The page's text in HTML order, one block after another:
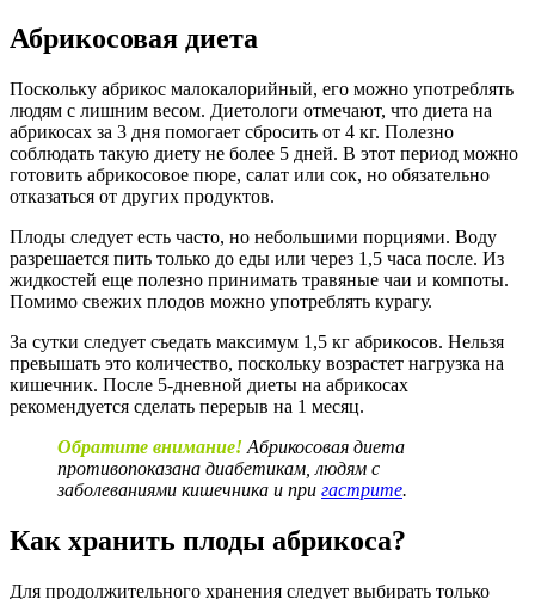
Абрикосовая диета
Поскольку абрикос малокалорийный, его можно употреблять
людям с лишним весом. Диетологи отмечают, что диета на
абрикосах за 3 дня помогает сбросить от 4 кг. Полезно
соблюдать такую диету не более 5 дней. В этот период можно
готовить абрикосовое пюре, салат или сок, но обязательно
отказаться от других продуктов.
Плоды следует есть часто, но небольшими порциями. Воду
разрешается пить только до еды или через 1,5 часа после. Из
жидкостей еще полезно принимать травяные чаи и компоты.
Помимо свежих плодов можно употреблять курагу.
За сутки следует съедать максимум 1,5 кг абрикосов. Нельзя
превышать это количество, поскольку возрастет нагрузка на
кишечник. После 5-дневной диеты на абрикосах
рекомендуется сделать перерыв на 1 месяц.
Обратите внимание! Абрикосовая диета
противопоказана диабетикам, людям с
заболеваниями кишечника и при гастрите.
Как хранить плоды абрикоса?
Для продолжительного хранения следует выбирать только